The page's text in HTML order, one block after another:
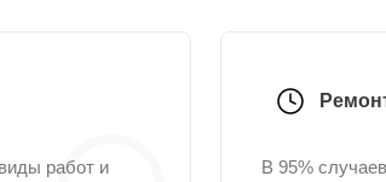
работ и
В 95%